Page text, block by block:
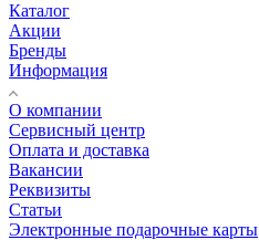
Каталог
Акции
Бренды
Информация
О компании
Сервисный центр
Оплата и доставка
Вакансии
Реквизиты
Статьи
Электронные подарочные карты